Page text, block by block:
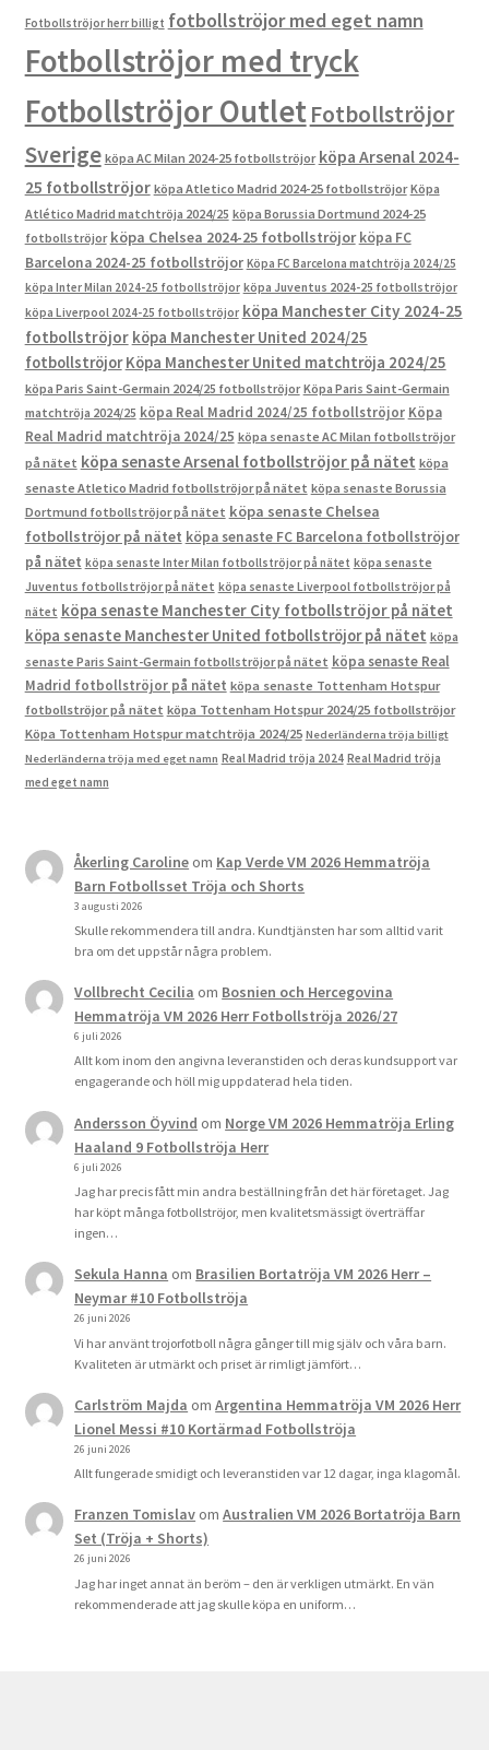
Fotbollströjor herr billigt fotbollströjor med eget namn
Fotbollströjor med tryck
Fotbollströjor OutletFotbollströjor
Sverige köpa AC Milan 2024-25 fotbollströjor köpa Arsenal 2024-
25 fotbollströjor köpa Atletico Madrid 2024-25 fotbollströjor Köpa
Atlético Madrid matchtröja 2024/25 köpa Borussia Dortmund 2024-25
fotbollströjor köpa Chelsea 2024-25 fotbollströjor köpa FC
Barcelona 2024-25 fotbollströjor Köpa FC Barcelona matchtröja 2024/25
köpa Inter Milan 2024-25 fotbollströjor köpa Juventus 2024-25 fotbollströjor
köpa Liverpool 2024-25 fotbollströjor köpa Manchester City 2024-25
fotbollströjor köpa Manchester United 2024/25
fotbollströjor Köpa Manchester United matchtröja 2024/25
köpa Paris Saint-Germain 2024/25 fotbollströjor Köpa Paris Saint-Germain
matchtröja 2024/25 köpa Real Madrid 2024/25 fotbollströjor Köpa
Real Madrid matchtröja 2024/25 köpa senaste AC Milan fotbollströjor
på nätet köpa senaste Arsenal fotbollströjor på nätet köpa
senaste Atletico Madrid fotbollströjor på nätet köpa senaste Borussia
Dortmund fotbollströjor på nätet köpa senaste Chelsea
fotbollströjor på nätet köpa senaste FC Barcelona fotbollströjor
på nätet köpa senaste Inter Milan fotbollströjor på nätet köpa senaste
Juventus fotbollströjor på nätet köpa senaste Liverpool fotbollströjor på
nätet köpa senaste Manchester City fotbollströjor på nätet
köpa senaste Manchester United fotbollströjor på nätet köpa
senaste Paris Saint-Germain fotbollströjor på nätet köpa senaste Real
Madrid fotbollströjor på nätet köpa senaste Tottenham Hotspur
fotbollströjor på nätet köpa Tottenham Hotspur 2024/25 fotbollströjor
Köpa Tottenham Hotspur matchtröja 2024/25 Nederländerna tröja billigt
Nederländerna tröja med eget namn Real Madrid tröja 2024 Real Madrid tröja
med eget namn
Åkerling Carolineom Kap Verde VM 2026 Hemmatröja
Barn Fotbollsset Tröja och Shorts
3 augusti 2026
Skulle rekommendera till andra. Kundtjänsten har som alltid varit
bra om det uppstår några problem.
Vollbrecht Cecilia om Bosnien och Hercegovina
Hemmatröja VM 2026 Herr Fotbollströja 2026/27
6 juli 2026
Allt kom inom den angivna leveranstiden och deras kundsupport var
engagerande och höll mig uppdaterad hela tiden.
Andersson Öyvind om Norge VM 2026 Hemmatröja Erling
Haaland 9 Fotbollströja Herr
6 juli 2026
Jag har precis fått min andra beställning från det här företaget. Jag
har köpt många fotbollströjor, men kvalitetsmässigt överträffar
ingen…
Sekula Hanna om Brasilien Bortatröja VM 2026 Herr –
Neymar #10 Fotbollströja
26 juni 2026
Vi har använt trojorfotboll några gånger till mig själv och våra barn.
Kvaliteten är utmärkt och priset är rimligt jämfört…
Carlström Majda omArgentina Hemmatröja VM 2026 Herr
Lionel Messi #10 Kortärmad Fotbollströja
26 juni 2026
Allt fungerade smidigt och leveranstiden var 12 dagar, inga klagomål.
Franzen TomislavomAustralien VM 2026 Bortatröja Barn
Set (Tröja + Shorts)
26 juni 2026
Jag har inget annat än beröm – den är verkligen utmärkt. En vän
rekommenderade att jag skulle köpa en uniform…